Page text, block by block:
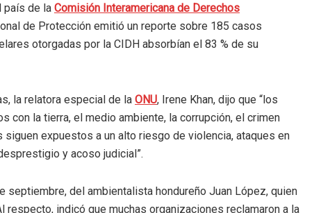
país de la Comisión Interamericana de Derechos
de Protección emitió un reporte sobre 185 casos
otorgadas por la CIDH absorbían el 83 % de su
la relatora especial de la ONU, Irene Khan, dijo que “los
con la tierra, el medio ambiente, la corrupción, el crimen
expuestos a un alto riesgo de violencia, ataques en
y acoso judicial”.
septiembre, del ambientalista hondureño Juan López, quien
respecto, indicó que muchas organizaciones reclamaron a la